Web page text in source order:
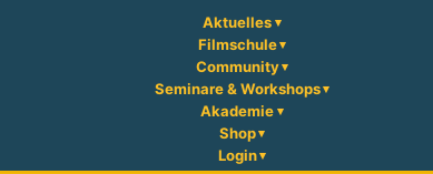
Aktuelles
Filmschule
Community
Seminare & Workshops
Akademie
Shop
Login